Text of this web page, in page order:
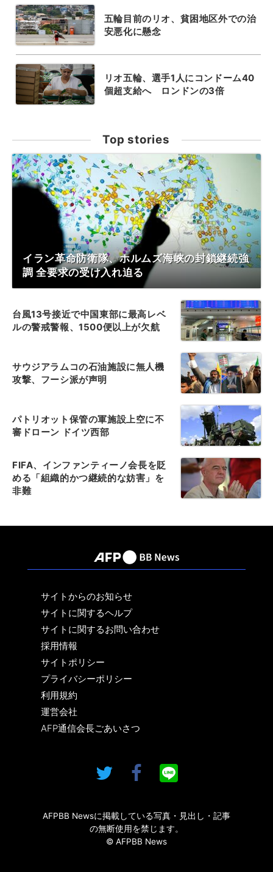
五輪目前のリオ、貧困地区外での治
安悪化に懸念
リオ五輪、選手1人にコンドーム40
個超支給へ ロンドンの3倍
Top stories
イラン革命防衛隊、ホルムズ海峡の封鎖継続強
調 全要求の受け入れ迫る
台風13号接近で中国東部に最高レベ
ルの警戒警報、1500便以上が欠航
サウジアラムコの石油施設に無人機
攻撃、フーシ派が声明
パトリオット保管の軍施設上空に不
審ドローン ドイツ西部
FIFA、インファンティーノ会長を貶
める「組織的かつ継続的な妨害」を
非難
サイトからのお知らせ
サイトに関するヘルプ
サイトに関するお問い合わせ
採用情報
サイトポリシー
プライバシーポリシー
利用規約
運営会社
AFP通信会長ごあいさつ
AFPBB Newsに掲載している写真・見出し・記事
の無断使用を禁じます。
© AFPBB News